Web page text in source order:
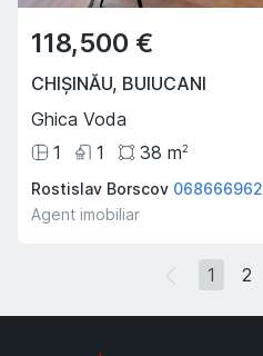
118,500 €
CHIȘINĂU, BUIUCANI
Ghica Voda
1
1 38 m2
Rostislav Borscov 068666962
Agent imobiliar
1 2